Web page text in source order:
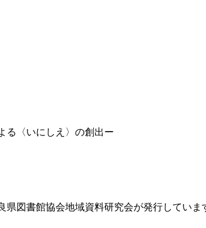
〈いにしえ〉の創出ー
図書館協会地域資料研究会が発行していま